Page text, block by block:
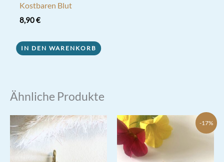
Kostbaren Blut
8,90€
IN DEN WARENKORB
Ähnliche Produkte
-17%